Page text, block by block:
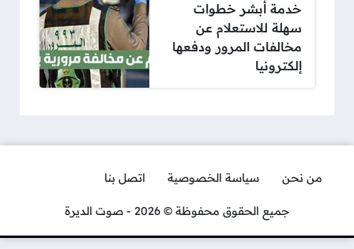
خدمة أبشر خطوات
سهلة للاستعلام عن
مخالفات المرور ودفعها
إلكترونيا
من نحن سياسة الخصوصية اتصل بنا
جميع الحقوق محفوظة © 2026 - صوت الديرة